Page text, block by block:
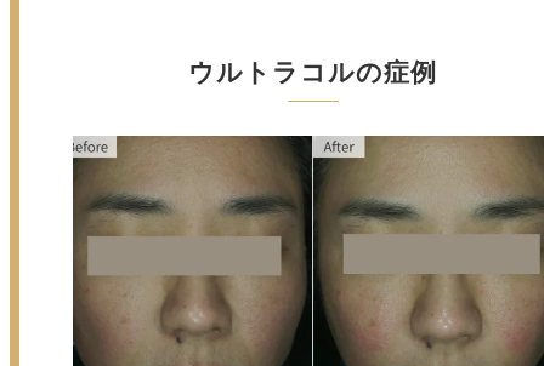
ウルトラコルの症例